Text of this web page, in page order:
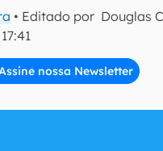
• Editado por Douglas
nossa Newsletter
inscreva-se
aceito e concordo com os
de Privacidade do Canaltech.